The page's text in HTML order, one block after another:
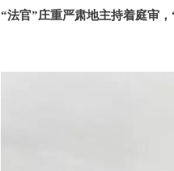
“法官”庄重严肃地主持着庭审